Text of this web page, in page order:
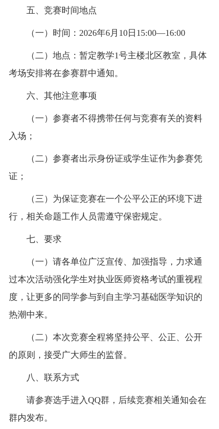
五、竞赛时间地点
（一）时间：2026年6月10日15:00—16:00
（二）地点：暂定教学1号主楼北区教室，具体
考场安排将在参赛群中通知。
六、其他注意事项
（一）参赛者不得携带任何与竞赛有关的资料
入场；
（二）参赛者出示身份证或学生证作为参赛凭
证；
（三）为保证竞赛在一个公平公正的环境下进
行，相关命题工作人员需遵守保密规定。
七、要求
（一）请各单位广泛宣传、加强指导，力求通
过本次活动强化学生对执业医师资格考试的重视程
度，让更多的同学参与到自主学习基础医学知识的
热潮中来。
（二）本次竞赛全程将坚持公平、公正、公开
的原则，接受广大师生的监督。
八、联系方式
请参赛选手进入QQ群，后续竞赛相关通知会在
群内发布。